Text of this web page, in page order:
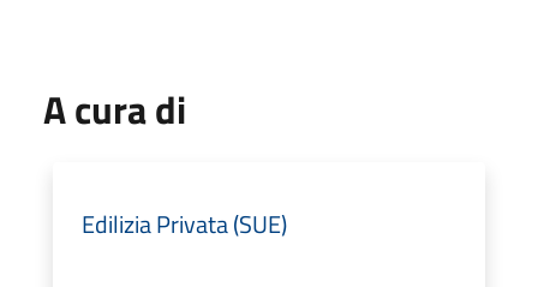
A cura di
Edilizia Privata (SUE)